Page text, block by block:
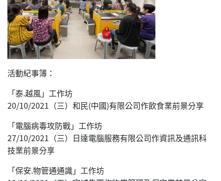
活動紀事簿：
「泰.越風」工作坊
20/10/2021（三）和民(中國)有限公司作飲食業前景分享
「電腦病毒攻防戰」工作坊
27/10/2021（三）日達電腦服務有限公司作資訊及通訊科
技業前景分享
「保安.物管通通識」工作坊